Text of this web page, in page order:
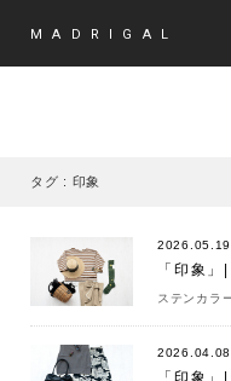
MADRIGAL
タグ : 印象
2026.05.19
「印象
ステンカラ
2026.04.08
「印象